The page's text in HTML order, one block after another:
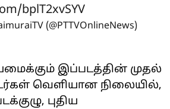
bplT2xvSYV
(@PTTVOnlineNews)
இப்படத்தின் முதல்
வெளியான நிலையில்,
புதிய